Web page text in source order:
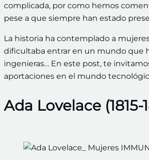
complicada, por como hemos
pese a que siempre han estado
La historia ha contemplado a
dificultaba entrar en un mundo que
ingenieras… En este post, te
aportaciones en el mundo
Ada Lovelace (1815-